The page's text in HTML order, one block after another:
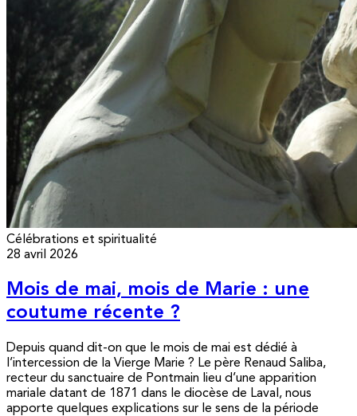
Célébrations et spiritualité
28 avril 2026
Mois de mai, mois de Marie : une
coutume récente ?
Depuis quand dit-on que le mois de mai est dédié à
l’intercession de la Vierge Marie ? Le père Renaud Saliba,
recteur du sanctuaire de Pontmain lieu d’une apparition
mariale datant de 1871 dans le diocèse de Laval, nous
apporte quelques explications sur le sens de la période